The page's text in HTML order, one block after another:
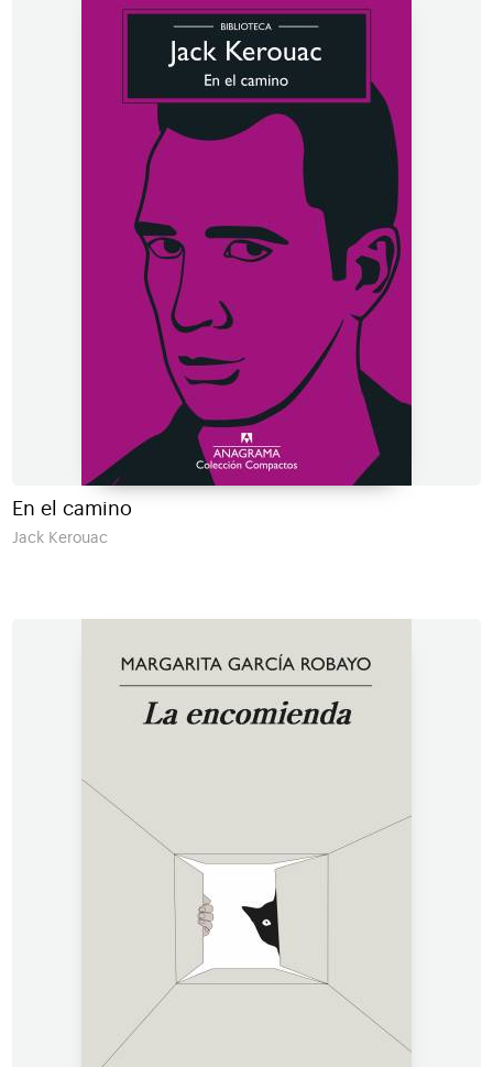
En el camino
Jack Kerouac